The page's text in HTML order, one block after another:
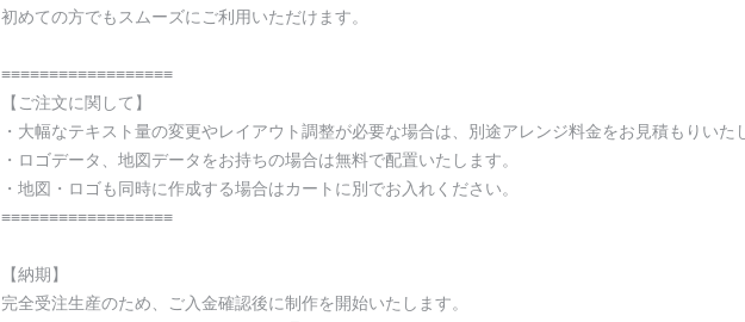
初めての方でもスムーズにご利用いただけます。
≡≡≡≡≡≡≡≡≡≡≡≡≡≡≡≡≡≡
【ご注文に関して】
・大幅なテキスト量の変更やレイアウト調整が必要な場合は、別途アレンジ料金をお見積もりいた
・ロゴデータ、地図データをお持ちの場合は無料で配置いたします。
・地図・ロゴも同時に作成する場合はカートに別でお入れください。
≡≡≡≡≡≡≡≡≡≡≡≡≡≡≡≡≡≡
【納期】
完全受注生産のため、ご入金確認後に制作を開始いたします。